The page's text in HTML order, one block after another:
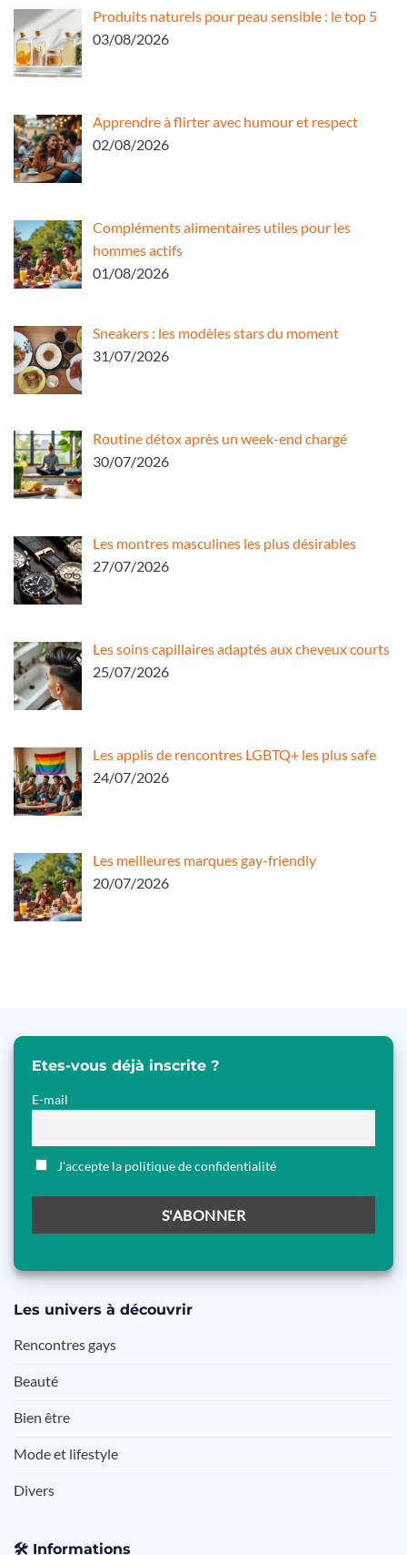
Produits naturels pour peau sensible : le top 5
03/08/2026
Apprendre à flirter avec humour et respect
02/08/2026
Compléments alimentaires utiles pour les
hommes actifs
01/08/2026
Sneakers : les modèles stars du moment
31/07/2026
Routine détox après un week-end chargé
30/07/2026
Les montres masculines les plus désirables
27/07/2026
Les soins capillaires adaptés aux cheveux courts
25/07/2026
Les applis de rencontres LGBTQ+ les plus safe
24/07/2026
Les meilleures marques gay-friendly
20/07/2026
Etes-vous déjà inscrite ?
E-mail
J'accepte la politique de confidentialité
Les univers à découvrir
Rencontres gays
Beauté
Bien être
Mode et lifestyle
Divers
🛠️ Informations